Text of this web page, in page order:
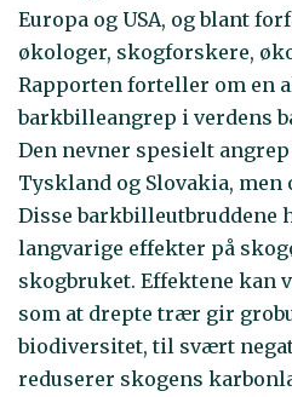
Europa og USA, og blant
økologer, skogforskere,
Rapporten forteller om en
barkbilleangrep i verdens
Den nevner spesielt
Tyskland og Slovakia, men
Disse barkbilleutbruddene
langvarige effekter på
skogbruket. Effektene kan
som at drepte trær gir
biodiversitet, til svært
reduserer skogens